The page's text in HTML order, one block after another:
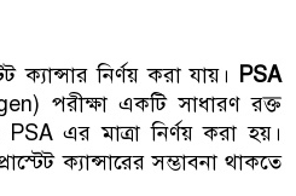
ক্যান্সার নির্ণয় করা যায়। PSA
পরীক্ষা একটি সাধারণ রক্ত
PSA এর মাত্রা নির্ণয় করা হয়।
ক্যান্সারের সম্ভাবনা থাকতে